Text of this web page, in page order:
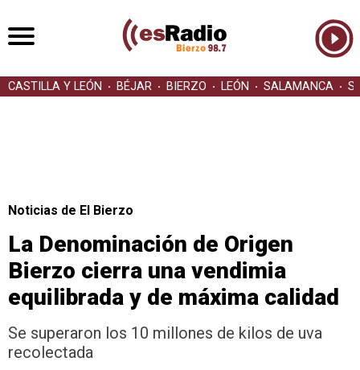
CASTILLA Y LEÓN BÉJAR BIERZO LEÓN SALAMANCA
Noticias de El Bierzo
La Denominación de Origen
Bierzo cierra una vendimia
equilibrada y de máxima calidad
Se superaron los 10 millones de kilos de uva
recolectada